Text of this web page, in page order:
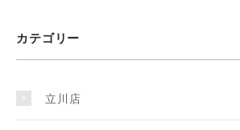
カテゴリー
立川店